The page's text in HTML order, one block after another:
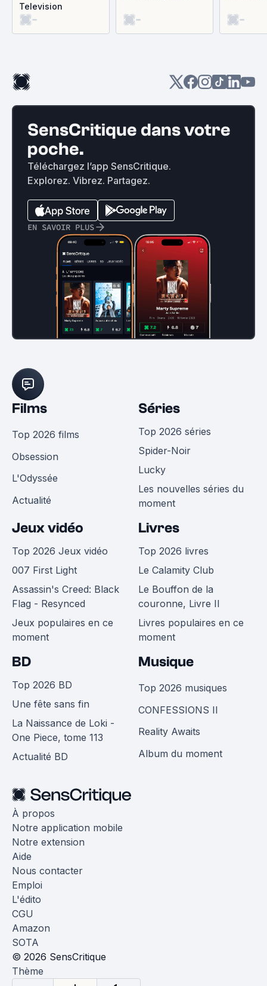
Television
- - -
SensCritique dans votre
poche.
Téléchargez l’app SensCritique.
Explorez. Vibrez. Partagez.
EN SAVOIR PLUS
Films
Top 2026 films
Obsession
L'Odyssée
Actualité
Séries
Top 2026 séries
Spider-Noir
Lucky
Les nouvelles séries du
moment
Jeux vidéo
Top 2026 Jeux vidéo
007 First Light
Assassin's Creed: Black
Flag - Resynced
Jeux populaires en ce
moment
Livres
Top 2026 livres
Le Calamity Club
Le Bouffon de la
couronne, Livre II
Livres populaires en ce
moment
BD
Top 2026 BD
Une fête sans fin
La Naissance de Loki -
One Piece, tome 113
Actualité BD
Musique
Top 2026 musiques
CONFESSIONS II
Reality Awaits
Album du moment
À propos
Notre application mobile
Notre extension
Aide
Nous contacter
Emploi
L'édito
CGU
Amazon
SOTA
© 2026 SensCritique
Thème